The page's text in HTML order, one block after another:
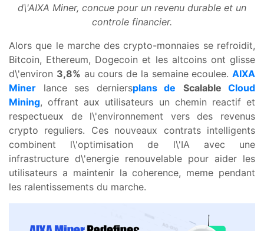
d\'AIXA Miner, concue pour un revenu durable et un
controle financier.
Alors que le marche des crypto-monnaies se refroidit,
Bitcoin, Ethereum, Dogecoin et les altcoins ont glisse
d\'environ 3,8% au cours de la semaine ecoulee. AIXA
Miner lance ses derniersplans de Scalable Cloud
Mining, offrant aux utilisateurs un chemin reactif et
respectueux de l\'environnement vers des revenus
crypto reguliers. Ces nouveaux contrats intelligents
combinent l\'optimisation de l\'IA avec une
infrastructure d\'energie renouvelable pour aider les
utilisateurs a maintenir la coherence, meme pendant
les ralentissements du marche.